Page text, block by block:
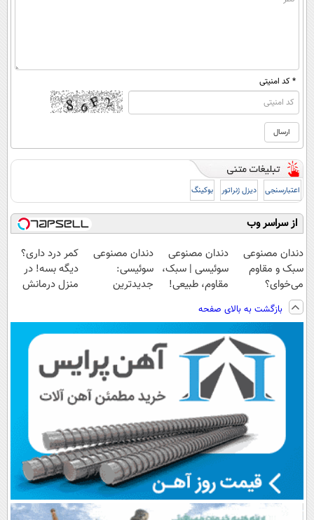
* کد امنیتی
اعتبارسنجی دیزل ژنراتور بوکینگ
از سراسر وب
دندان مصنوعی
سبک و مقاوم
می‌خوای؟
پرداخت اقساطی
هم داریم!😍 |
📍تهران
دندان مصنوعی
سوئیسی | سبک،
مقاوم، طبیعی!
رایگان+پرداخت
اقساطی😍
دندان مصنوعی
سوئیسی:
جدیدترین
پرداخت قسطی
کمر درد داری؟
دیگه بسه! در
منزل درمانش
بازگشت به بالای صفحه